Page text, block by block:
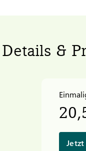
Details &